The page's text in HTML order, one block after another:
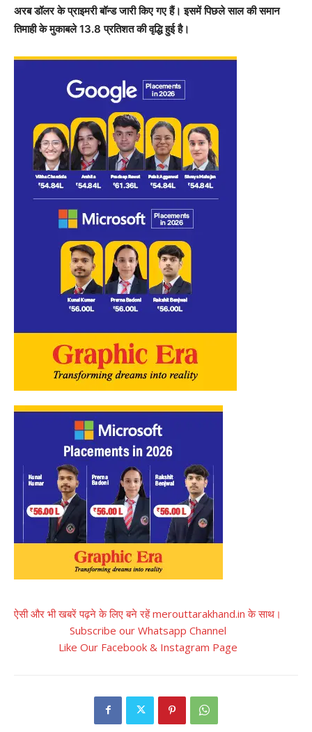
अरब डॉलर के प्राइमरी बॉन्ड जारी किए गए हैं। इसमें पिछले साल की समान
तिमाही के मुकाबले 13.8 प्रतिशत की वृद्धि हुई है।
ऐसी और भी खबरें पढ़ने के लिए बने रहें merouttarakhand.in के साथ।
Subscribe our Whatsapp Channel
Like Our Facebook & Instagram Page